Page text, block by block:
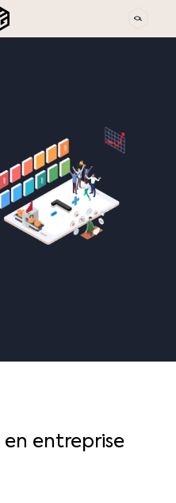
en entreprise